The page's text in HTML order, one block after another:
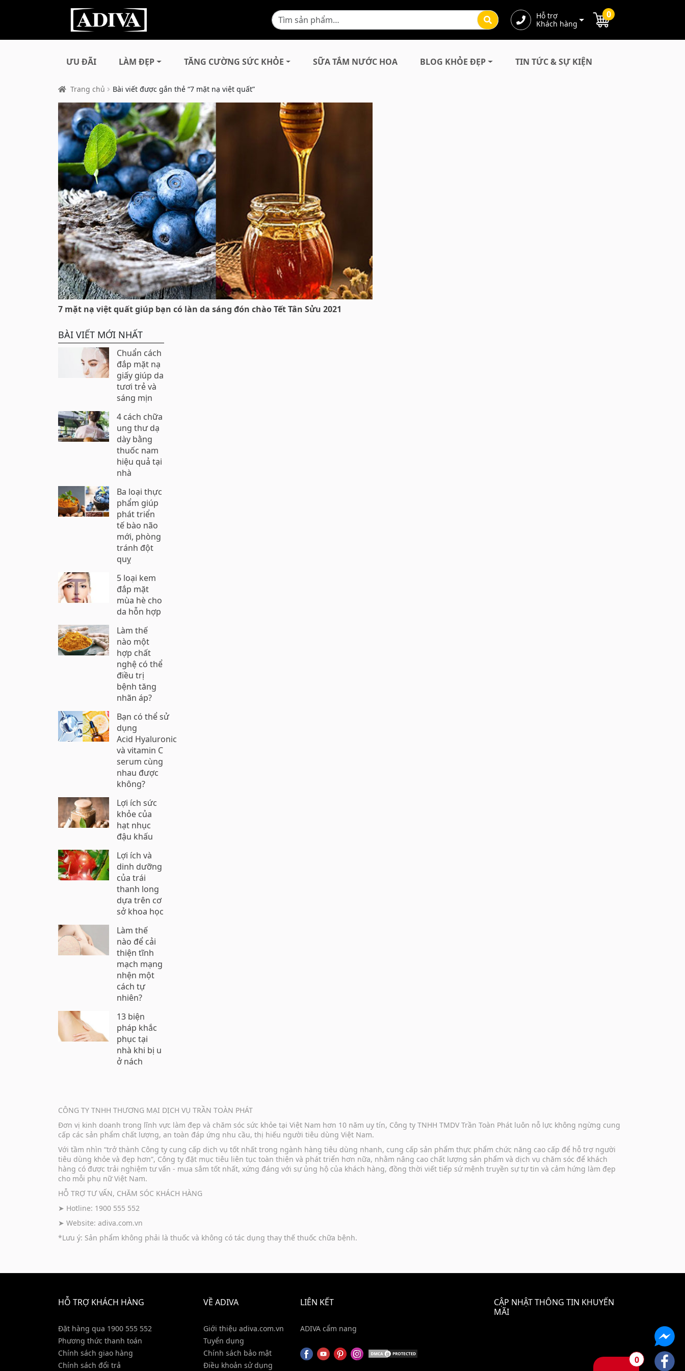
Hỗ trợ
Khách hàng
0
ƯU ĐÃI LÀM ĐẸP TĂNG CƯỜNG SỨC KHỎE SỮA TẮM NƯỚC HOA BLOG KHỎE ĐẸP TIN TỨC & SỰ KIỆN
Trang chủ Bài viết được gắn thẻ “7 mặt nạ việt quất”
7 mặt nạ việt quất giúp bạn có làn da sáng đón chào Tết Tân Sửu 2021
BÀI VIẾT MỚI NHẤT
Chuẩn cách
đắp mặt nạ
giấy giúp da
tươi trẻ và
sáng mịn
4 cách chữa
ung thư dạ
dày bằng
thuốc nam
hiệu quả tại
nhà
Ba loại thực
phẩm giúp
phát triển
tế bào não
mới, phòng
tránh đột
quỵ
5 loại kem
đắp mặt
mùa hè cho
da hỗn hợp
Làm thế
nào một
hợp chất
nghệ có thể
điều trị
bệnh tăng
nhãn áp?
Bạn có thể sử
dụng
Acid Hyaluronic
và vitamin C
serum cùng
nhau được
không?
Lợi ích sức
khỏe của
hạt nhục
đậu khấu
Lợi ích và
dinh dưỡng
của trái
thanh long
dựa trên cơ
sở khoa học
Làm thế
nào để cải
thiện tĩnh
mạch mạng
nhện một
cách tự
nhiên?
13 biện
pháp khắc
phục tại
nhà khi bị u
ở nách
CÔNG TY TNHH THƯƠNG MẠI DỊCH VỤ TRẦN TOÀN PHÁT
Đơn vị kinh doanh trong lĩnh vực làm đẹp và chăm sóc sức khỏe tại Việt Nam hơn 10 năm uy tín, Công ty TNHH TMDV Trần Toàn Phát luôn nỗ lực không ngừng cung
cấp các sản phẩm chất lượng, an toàn đáp ứng nhu cầu, thị hiếu người tiêu dùng Việt Nam.
Với tầm nhìn “trở thành Công ty cung cấp dịch vụ tốt nhất trong ngành hàng tiêu dùng nhanh, cung cấp sản phẩm thực phẩm chức năng cao cấp để hỗ trợ người
tiêu dùng khỏe và đẹp hơn”, Công ty đặt mục tiêu liên tục toàn thiện và phát triển hơn nữa, nhằm nâng cao chất lượng sản phẩm và dịch vụ chăm sóc để khách
hàng có được trải nghiệm tư vấn - mua sắm tốt nhất, xứng đáng với sự ủng hộ của khách hàng, đồng thời viết tiếp sứ mệnh truyền sự tự tin và cảm hứng làm đẹp
cho mỗi phụ nữ Việt Nam.
HỖ TRỢ TƯ VẤN, CHĂM SÓC KHÁCH HÀNG
➤ Hotline: 1900 555 552
➤ Website: adiva.com.vn
*Lưu ý: Sản phẩm không phải là thuốc và không có tác dụng thay thế thuốc chữa bệnh.
HỖ TRỢ KHÁCH HÀNG
Đặt hàng qua 1900 555 552
Phương thức thanh toán
Chính sách giao hàng
Chính sách đổi trả
VỀ ADIVA
Giới thiệu adiva.com.vn
Tuyển dụng
Chính sách bảo mật
Điều khoản sử dụng
LIÊN KẾT
ADIVA cẩm nang
CẬP NHẬT THÔNG TIN KHUYẾN
MÃI
0